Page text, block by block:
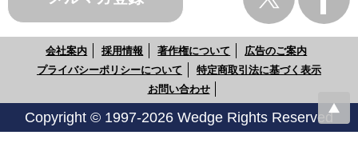
会社案内 採用情報 著作権について
広告のご案内
プライバシーポリシーについて
特定商取引法に基づく表示
お問い合わせ
Copyright © 1997-2026 Wedge Rights Reserved